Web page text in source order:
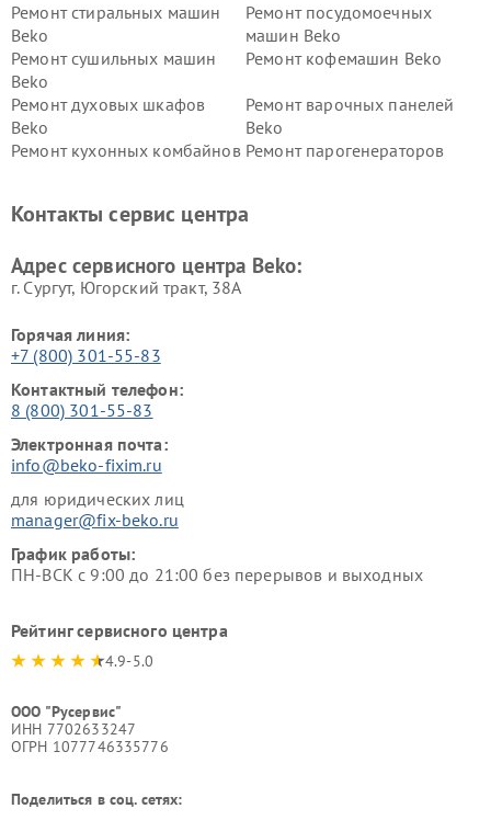
Ремонт стиральных машин
Beko
Ремонт посудомоечных
машин Beko
Ремонт сушильных машин
Beko
Ремонт кофемашин Beko
Ремонт духовых шкафов
Beko
Ремонт варочных панелей
Beko
Ремонт кухонных комбайнов Ремонт парогенераторов
Ремонт холодильников Beko Ремонт морозильных камер
Контакты сервис центра
Адрес сервисного центра Beko:
г. Сургут, Югорский тракт, 38А
Горячая линия:
+7 (800) 301-55-83
Контактный телефон:
8 (800) 301-55-83
Электронная почта:
info@beko-fixim.ru
для юридических лиц
manager@fix-beko.ru
График работы:
ПН-ВСК с 9:00 до 21:00 без перерывов и выходных
Рейтинг сервисного центра
4.9-5.0
ООО "Русервис"
ИНН 7702633247
ОГРН 1077746335776
Поделиться в соц. сетях: